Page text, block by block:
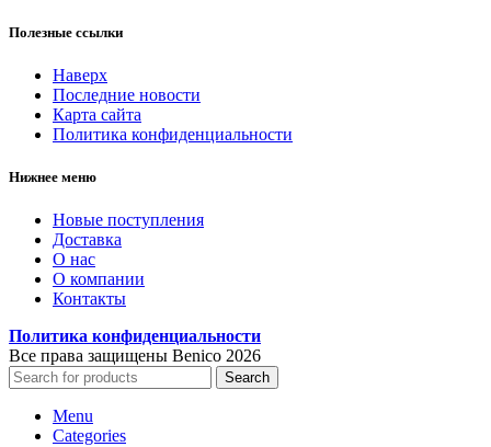
Полезные ссылки
Наверх
Последние новости
Карта сайта
Политика конфиденциальности
Нижнее меню
Новые поступления
Доставка
О нас
О компании
Контакты
Политика конфиденциальности
Все права защищены Benico 2026
Search
Menu
Categories